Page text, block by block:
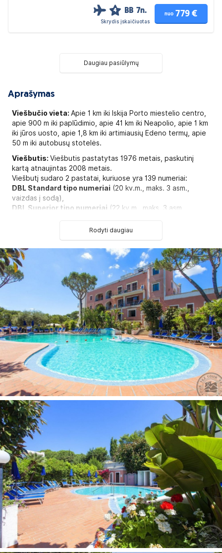
4 BB 7n.
Skrydis įskaičiuotas
nuo 779 €
Daugiau pasiūlymų
Aprašymas
Viešbučio vieta: Apie 1 km iki Iskija Porto miestelio centro,
apie 900 m iki paplūdimio, apie 41 km iki Neapolio, apie 1 km
iki jūros uosto, apie 1,8 km iki artimiausių Edeno termų, apie
50 m iki autobusų stotelės.
Viešbutis: Viešbutis pastatytas 1976 metais, paskutinį
kartą atnaujintas 2008 metais.
Viešbutį sudaro 2 pastatai, kuriuose yra 139 numeriai:
DBL Standard tipo numeriai (20 kv.m., maks. 3 asm.,
vaizdas į sodą),
DBL Superior tipo numeriai (22 kv.m., maks. 3 asm.,
(9 kv.m., maks. 1 asm., vaizdas į sodą).
atskiru užklausimu.
Yra numerių nerūkantiems asmenims.
Numeryje:
Patalynės keitimas: pagal atskirą užklausimą
Oro kondicionierius: centrinis
Rankšluosčių keitimas: pagal atskirą užklausimą
Telefonas
Grindys: plytelės
Numerių tvarkymas: kasdien
Plaukų džiovintuvas: yra
Balkonas/terasa
Mini baras 1
Dušas
Internetas: Wi-Fi nemokamai
Televizorius: yra
Viešbučio teritorijoje:
Drabužių skalbimo paslaugos
Registratūra
Lyginimo paslaugos
Barai: 1
Uždari baseinai: 2
Skaitymo kambarys
Sodas
Restoranai: 2
Automobilių nuoma
Saugojimo kambarys
Automobilių stovėjimo aikštelė už papildomą mokestį
Baseinai: 1
Rodyti daugiau